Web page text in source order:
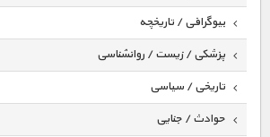
بیوگرافی / تاریخچه
پزشکی / زیست / روانشناسی
تاریخی / سیاسی
حوادث / جنایی